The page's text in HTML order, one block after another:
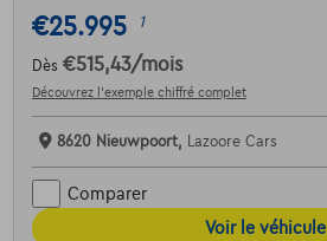
€25.995 1
Dès €515,43/mois
Découvrez l’exemple chiffré complet
8620 Nieuwpoort, Lazoore Cars
Comparer
Voir le véhicule